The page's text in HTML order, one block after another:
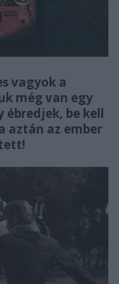
vagyok a
még van egy
ébredjek, be kell
aztán az ember